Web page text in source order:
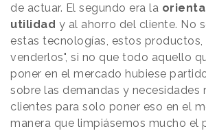
de actuar. El segundo era la
utilidad y al ahorro del cliente. No
estas tecnologías, estos productos,
venderlos", si no que todo aquello
poner en el mercado hubiese
sobre las demandas y necesidades
clientes para solo poner eso en el
manera que limpiásemos mucho el